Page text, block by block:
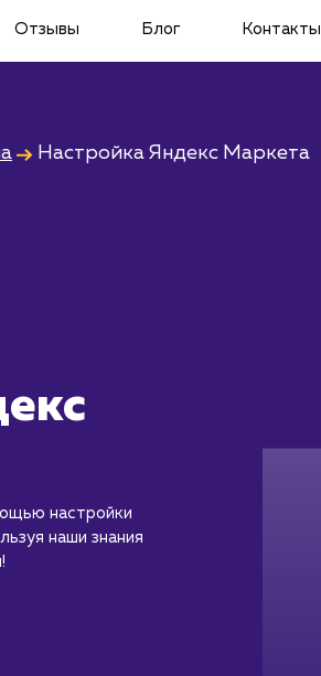
Отзывы Блог Контакты
Настройка Яндекс Маркета
настройки
наши знания